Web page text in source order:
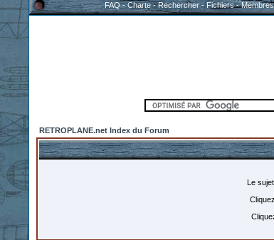
FAQ-Charte-Rechercher-Fichiers-Membres
RETROPLANE.net Index du Forum
Le
Cliquez